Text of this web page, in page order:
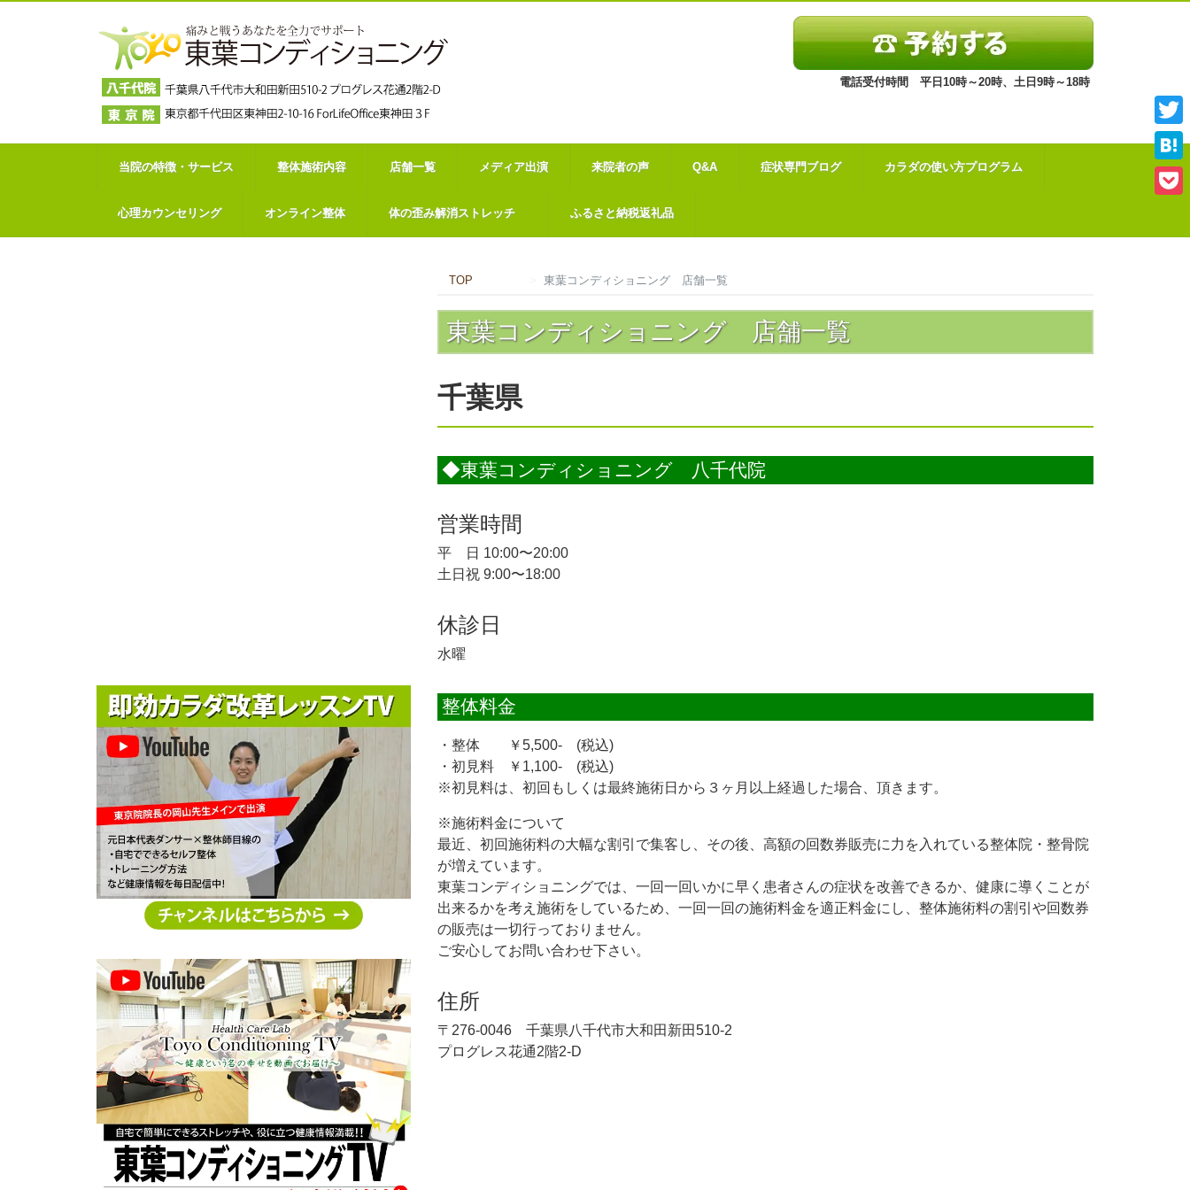
電話受付時間 平日10時～20時、土日9時～18時
当院の特徴・サービス 整体施術内容 店舗一覧 メディア出演 来院者の声 Q&A 症状専門ブログ カラダの使い方プログラム
心理カウンセリング オンライン整体 体の歪み解消ストレッチ ふるさと納税返礼品
TOP 東葉コンディショニング 店舗一覧
東葉コンディショニング 店舗一覧
千葉県
◆東葉コンディショニング 八千代院
営業時間
平 日 10:00〜20:00
土日祝 9:00〜18:00
休診日
水曜
整体料金
・整体 ￥5,500- (税込)
・初見料 ￥1,100- (税込)
※初見料は、初回もしくは最終施術日から３ヶ月以上経過した場合、頂きます。
※施術料金について
最近、初回施術料の大幅な割引で集客し、その後、高額の回数券販売に力を入れている整体院・整骨院
が増えています。
東葉コンディショニングでは、一回一回いかに早く患者さんの症状を改善できるか、健康に導くことが
出来るかを考え施術をしているため、一回一回の施術料金を適正料金にし、整体施術料の割引や回数券
の販売は一切行っておりません。
ご安心してお問い合わせ下さい。
住所
〒276-0046 千葉県八千代市大和田新田510-2
プログレス花通2階2-D